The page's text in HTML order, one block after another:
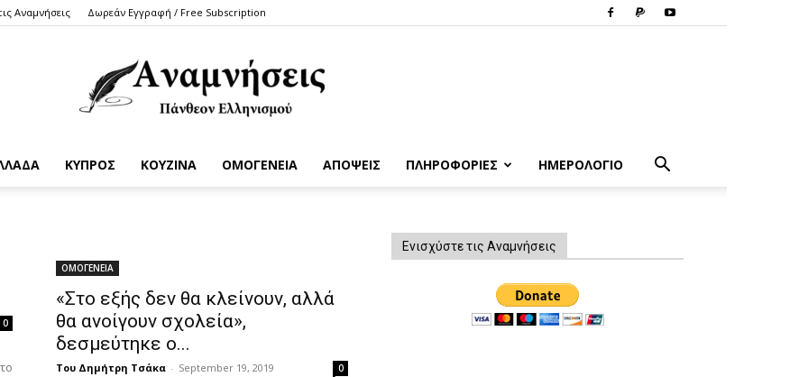
Αναμνήσεις Δωρεάν Εγγραφή / Free Subscription
ΚΥΠΡΟΣ ΚΟΥΖΙΝΑ ΟΜΟΓΕΝΕΙΑ ΑΠΟΨΕΙΣ ΠΛΗΡΟΦΟΡΙΕΣ ΗΜΕΡΟΛΟΓΙΟ
0
ΟΜΟΓΕΝΕΙΑ
«Στο εξής δεν θα κλείνουν, αλλά
θα ανοίγουν σχολεία»,
δεσμεύτηκε ο...
Του Δημήτρη Τσάκα - September 19, 2019 0
Ενισχύστε τις Αναμνήσεις